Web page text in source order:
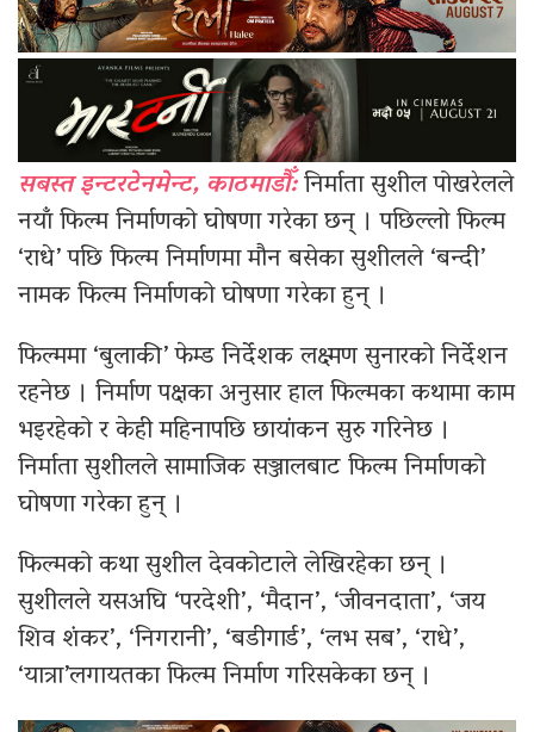
सबस्त इन्टरटेनमेन्ट, काठमाडौँ:निर्माता सुशील पोखरेलले
नयाँ फिल्म निर्माणको घोषणा गरेका छन् । पछिल्लो फिल्म
‘राधे’ पछि फिल्म निर्माणमा मौन बसेका सुशीलले ‘बन्दी’
नामक फिल्म निर्माणको घोषणा गरेका हुन् ।
फिल्ममा ‘बुलाकी’ फेम्ड निर्देशक लक्ष्मण सुनारको निर्देशन
रहनेछ । निर्माण पक्षका अनुसार हाल फिल्मका कथामा काम
भइरहेको र केही महिनापछि छायांकन सुरु गरिनेछ ।
निर्माता सुशीलले सामाजिक सञ्जालबाट फिल्म निर्माणको
घोषणा गरेका हुन् ।
फिल्मको कथा सुशील देवकोटाले लेखिरहेका छन् ।
सुशीलले यसअघि ‘परदेशी’, ‘मैदान’, ‘जीवनदाता’, ‘जय
शिव शंकर’, ‘निगरानी’, ‘बडीगार्ड’, ‘लभ सब’, ‘राधे’,
‘यात्रा’लगायतका फिल्म निर्माण गरिसकेका छन् ।